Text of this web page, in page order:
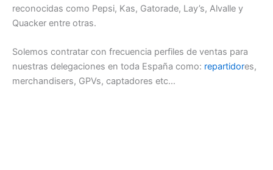
reconocidas como Pepsi, Kas, Gatorade, Lay’s, Alvalle y
Quacker entre otras.
Solemos contratar con frecuencia perfiles de ventas para
nuestras delegaciones en toda España como: repartidores,
merchandisers, GPVs, captadores etc…